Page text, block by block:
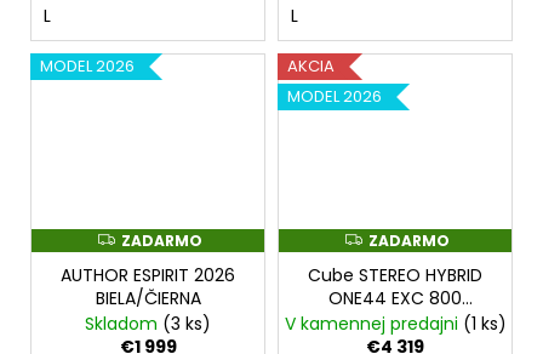
L L
MODEL 2026
Z
A
D
A
R
M
O
ZADARMO
AUTHOR ESPIRIT 2026
BIELA/ČIERNA
Skladom (3 ks)
€1 999
AKCIA
MODEL 2026
Z
A
D
A
R
M
O
ZADARMO
Cube STEREO HYBRID
ONE44 EXC 800
blueiris´n´black
V kamennej predajni (1 ks)
€4 319